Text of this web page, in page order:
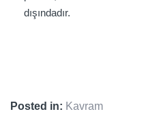
dışındadır.
Posted in: Kavram